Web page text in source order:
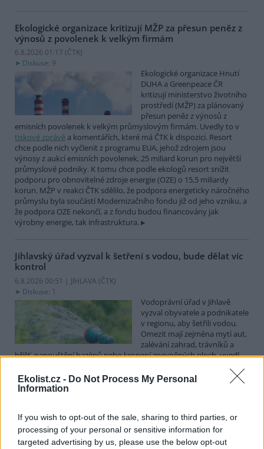
Ekolist.cz - Do Not Process My Personal
Information
If you wish to opt-out of the sale, sharing to third parties, or
processing of your personal or sensitive information for
targeted advertising by us, please use the below opt-out
Ekologické organizace kritizují MŽP za přesun peněz z
výnosů z povolenek k velkým firmám
6.8.2026 01:17 (ČTK)
Diskuse: 9
Ekologické organizace Hnutí
DUHA a Greenpeace ČR
kritizují ministerstvo životního
prostředí (MŽP) za plánovaný
přesun peněz z výnosů z
emisních povolenek k velkým průmyslovým firmám. Uvedly to v
tiskové zprávě a komentářích, které má ČTK k dispozici. Resort
chce podle nich vyčlenit z programu EUA, jehož zdrojem jsou
výnosy z aukcí emisních povolenek, 25 miliard korun pro největší
průmyslové podniky. K tomu chce podle ekologů resort snížit
podporu pro obnovitelné zdroje energie (OZE) o 15,5 miliardy
korun. MŽP v reakci ČTK sdělilo, že podpora energeticky náročného
průmyslu byla součástí Modernizačního fondu již od jeho vzniku, a
že podpora OZE nekončí, a z fondu budou financovány jak
výrobny energie, tak infrastruktura.
Jihlavský úřad vyzval k šetření s vodou, bude dělat víc
kontrol
6.8.2026 00:51 | JIHLAVA (ČTK)
Diskuse: 1
Vodoprávní úřad v Jihlavě
vyzval obyvatele a podnikatele
v regionu, aby šetřili vodou.
Omezit mají zejména mytí aut,
zalévání zahrad, trávníků a
hřišť, napouštění bazénů nebo kropení zpevněných ploch, uvedl
kontrolovat povolené odběry. Výzva k šetření vodou platí pro
všechny obce spadající pod Jihlavu jako obec s rozšířenou
Celníci odhalili gang překupníků papoušků, zajistili
stovku ptáků